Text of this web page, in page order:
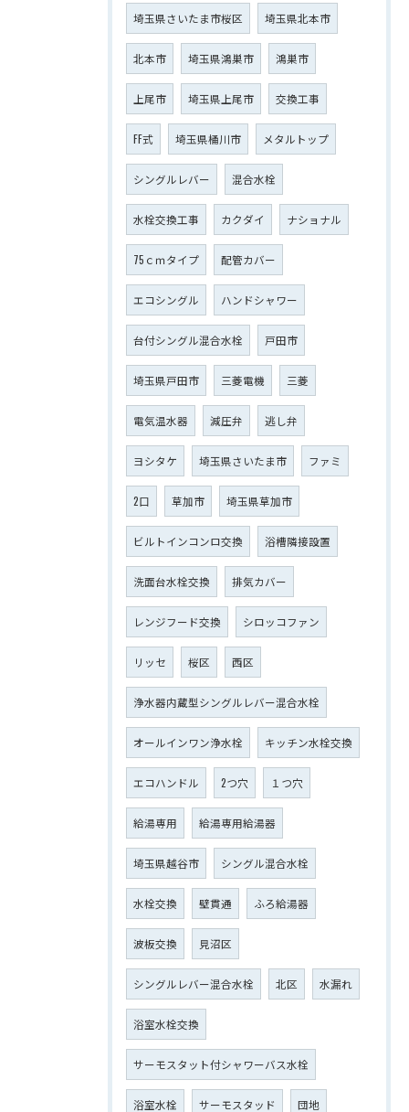
埼玉県さいたま市桜区 埼玉県北本市
北本市 埼玉県鴻巣市 鴻巣市
上尾市 埼玉県上尾市 交換工事
FF式 埼玉県桶川市 メタルトップ
シングルレバー 混合水栓
水栓交換工事 カクダイ ナショナル
75ｃｍタイプ 配管カバー
エコシングル ハンドシャワー
台付シングル混合水栓 戸田市
埼玉県戸田市 三菱電機 三菱
電気温水器 減圧弁 逃し弁
ヨシタケ 埼玉県さいたま市 ファミ
2口 草加市 埼玉県草加市
ビルトインコンロ交換 浴槽隣接設置
洗面台水栓交換 排気カバー
レンジフード交換 シロッコファン
リッセ 桜区 西区
浄水器内蔵型シングルレバー混合水栓
オールインワン浄水栓 キッチン水栓交換
エコハンドル 2つ穴 １つ穴
給湯専用 給湯専用給湯器
埼玉県越谷市 シングル混合水栓
水栓交換 壁貫通 ふろ給湯器
波板交換 見沼区
シングルレバー混合水栓 北区 水漏れ
浴室水栓交換
サーモスタット付シャワーバス水栓
浴室水栓 サーモスタッド 団地